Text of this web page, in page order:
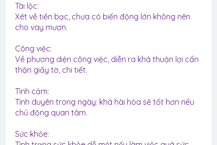
Tài lộc:
Xét về tiền bạc, chưa có biến động lớn không nên
cho vay mượn.
Công việc:
Về phương diện công việc, diễn ra khá thuận lợi cẩn
thận giấy tờ, chi tiết.
Tình cảm:
Tình duyên trong ngày: khá hài hòa sẽ tốt hơn nếu
chủ động quan tâm.
Sức khỏe: